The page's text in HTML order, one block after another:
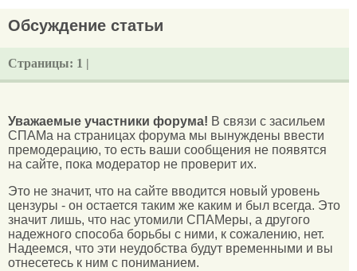
Обсуждение статьи
Страницы: 1 |
Уважаемые участники форума! В связи с засильем
СПАМа на страницах форума мы вынуждены ввести
премодерацию, то есть ваши сообщения не появятся
на сайте, пока модератор не проверит их.
Это не значит, что на сайте вводится новый уровень
цензуры - он остается таким же каким и был всегда. Это
значит лишь, что нас утомили СПАМеры, а другого
надежного способа борьбы с ними, к сожалению, нет.
Надеемся, что эти неудобства будут временными и вы
отнесетесь к ним с пониманием.